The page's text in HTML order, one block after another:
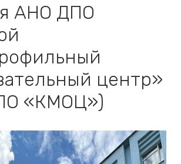
АНО ДПО
центр»
«КМОЦ»)